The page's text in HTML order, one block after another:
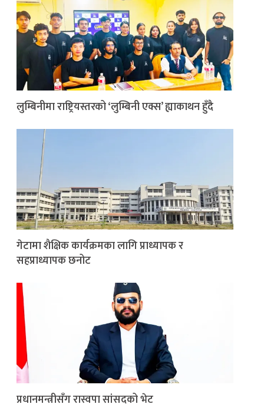
लुम्बिनीमा राष्ट्रियस्तरको ‘लुम्बिनी एक्स’ ह्याकाथन हुँदै
गेटामा शैक्षिक कार्यक्रमका लागि प्राध्यापक र
सहप्राध्यापक छनोट
प्रधानमन्त्रीसँग रास्वपा सांसदको भेट